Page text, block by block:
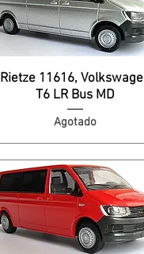
Rietze 11616,
T6 LR Bus MD
Agotado